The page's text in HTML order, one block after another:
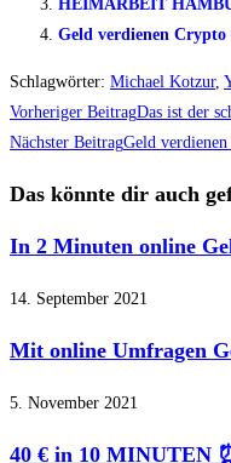
HEIMARBEIT
Geld verdienen
Schlagwörter: Michael Kotzur,
Weitere
Artikel
ansehen
Vorheriger BeitragDas ist der
Nächster BeitragGeld
Das könnte dir auch
In 2 Minuten online
14. September 2021
Mit online Umfragen
5. November 2021
40 € in 10 MINUTEN